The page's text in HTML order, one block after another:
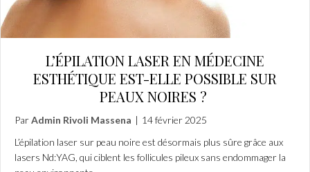
L’ÉPILATION LASER EN MÉDECINE
ESTHÉTIQUE EST-ELLE POSSIBLE SUR
PEAUX NOIRES ?
ParAdmin Rivoli Massena | 14 février 2025
L’épilation laser sur peau noire est désormais plus sûre grâce aux
lasers Nd:YAG, qui ciblent les follicules pileux sans endommager la